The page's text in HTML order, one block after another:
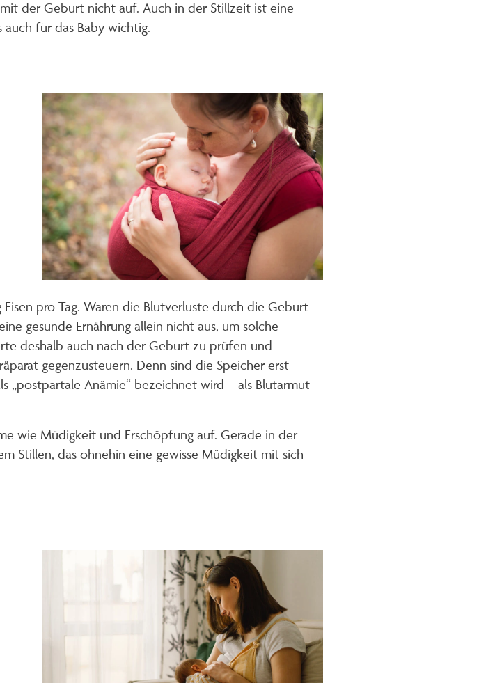
der Geburt nicht auf. Auch in der Stillzeit ist eine
auch für das Baby wichtig.
pro Tag. Waren die Blutverluste durch die Geburt
gesunde Ernährung allein nicht aus, um solche
deshalb auch nach der Geburt zu prüfen und
gegenzusteuern. Denn sind die Speicher erst
„postpartale Anämie“ bezeichnet wird – als Blutarmut
wie Müdigkeit und Erschöpfung auf. Gerade in der
Stillen, das ohnehin eine gewisse Müdigkeit mit sich